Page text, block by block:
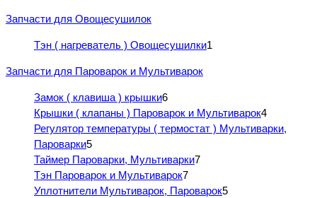
Запчасти для Овощесушилок
Тэн ( нагреватель ) Овощесушилки1
Запчасти для Пароварок и Мультиварок
Замок ( клавиша ) крышки6
Крышки ( клапаны ) Пароварок и Мультиварок4
Регулятор температуры ( термостат ) Мультиварки,
Пароварки5
Таймер Пароварки, Мультиварки7
Тэн Пароварок и Мультиварок7
Уплотнители Мультиварок, Пароварок5